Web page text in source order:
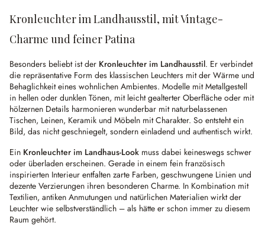
Kronleuchter im Landhausstil, mit Vintage-
Charme und feiner Patina
Besonders beliebt ist der Kronleuchter im Landhausstil. Er verbindet
die repräsentative Form des klassischen Leuchters mit der Wärme und
Behaglichkeit eines wohnlichen Ambientes. Modelle mit Metallgestell
in hellen oder dunklen Tönen, mit leicht gealterter Oberfläche oder mit
hölzernen Details harmonieren wunderbar mit naturbelassenen
Tischen, Leinen, Keramik und Möbeln mit Charakter. So entsteht ein
Bild, das nicht geschniegelt, sondern einladend und authentisch wirkt.
Ein Kronleuchter im Landhaus-Look muss dabei keineswegs schwer
oder überladen erscheinen. Gerade in einem fein französisch
inspirierten Interieur entfalten zarte Farben, geschwungene Linien und
dezente Verzierungen ihren besonderen Charme. In Kombination mit
Textilien, antiken Anmutungen und natürlichen Materialien wirkt der
Leuchter wie selbstverständlich – als hätte er schon immer zu diesem
Raum gehört.